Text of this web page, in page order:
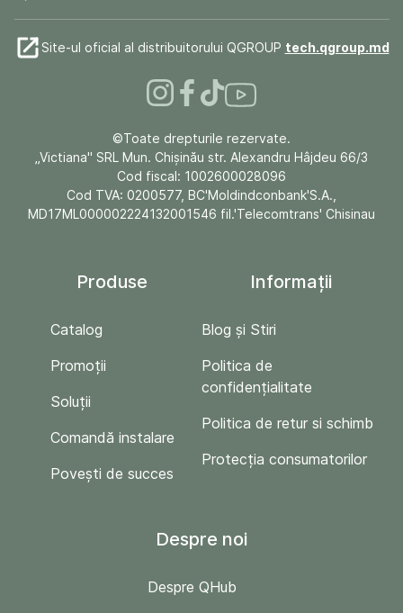
Site-ul oficial al distribuitorului QGROUP tech.qgroup.md
©Toate drepturile rezervate.
„Victiana" SRL Mun. Chişinău str. Alexandru Hâjdeu 66/3
Cod fiscal: 1002600028096
Cod TVA: 0200577, BC'Moldindconbank'S.A.,
MD17ML000002224132001546 fil.'Telecomtrans' Chisinau
Produse
Catalog
Promoții
Soluții
Comandă instalare
Povești de succes
Informații
Blog și Stiri
Politica de
confidențialitate
Politica de retur si schimb
Protecția consumatorilor
Despre noi
Despre QHub